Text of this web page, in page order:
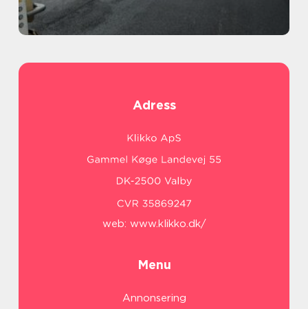
Adress
web: www.klikko.dk/
Menu
Annonsering